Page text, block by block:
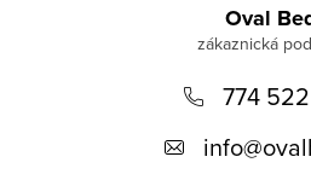
Oval
774
info@